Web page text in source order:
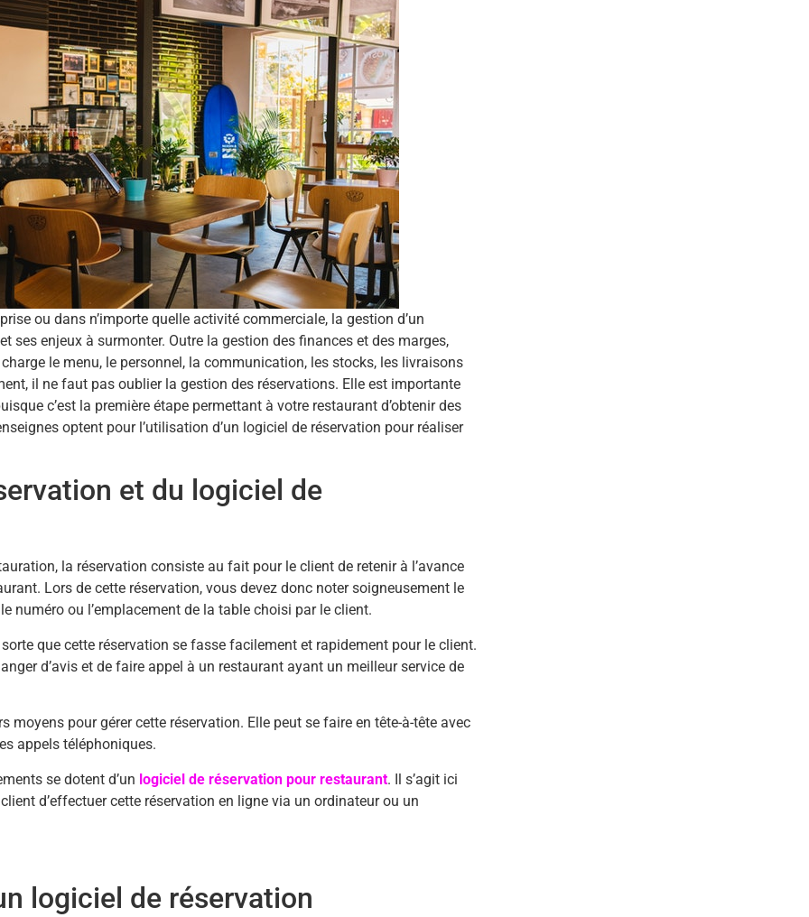
ou dans n’importe quelle activité commerciale, la gestion d’un
ses enjeux à surmonter. Outre la gestion des finances et des marges,
le menu, le personnel, la communication, les stocks, les livraisons
il ne faut pas oublier la gestion des réservations. Elle est importante
c’est la première étape permettant à votre restaurant d’obtenir des
optent pour l’utilisation d’un logiciel de réservation pour réaliser
et du logiciel de
la réservation consiste au fait pour le client de retenir à l’avance
Lors de cette réservation, vous devez donc noter soigneusement le
numéro ou l’emplacement de la table choisi par le client.
que cette réservation se fasse facilement et rapidement pour le client.
d’avis et de faire appel à un restaurant ayant un meilleur service de
moyens pour gérer cette réservation. Elle peut se faire en tête-à-tête avec
appels téléphoniques.
se dotent d’un logiciel de réservation pour restaurant. Il s’agit ici
d’effectuer cette réservation en ligne via un ordinateur ou un
logiciel de réservation